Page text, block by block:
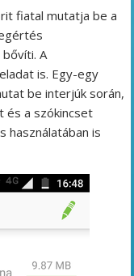
fiatal mutatja be a
A
is. Egy-egy
be interjúk során,
és a szókincset
használatában is